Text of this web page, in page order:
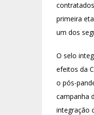
primeira
um dos
O selo
efeitos da
o pós-
campanha
integração